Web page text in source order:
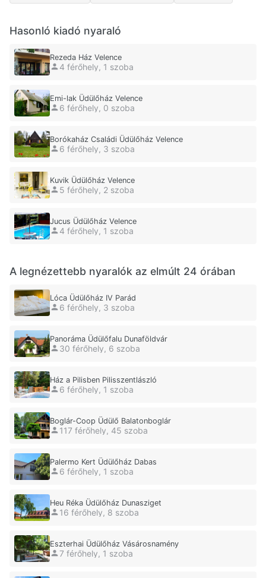
Hasonló kiadó nyaraló
Rezeda Ház Velence
4 férőhely, 1 szoba
Emi-lak Üdülőház Velence
6 férőhely, 0 szoba
Borókaház Családi Üdülőház Velence
6 férőhely, 3 szoba
Kuvik Üdülőház Velence
5 férőhely, 2 szoba
Jucus Üdülőház Velence
4 férőhely, 1 szoba
A legnézettebb nyaralók az elmúlt 24 órában
Lóca Üdülőház IV Parád
6 férőhely, 3 szoba
Panoráma Üdülőfalu Dunaföldvár
30 férőhely, 6 szoba
Ház a Pilisben Pilisszentlászló
6 férőhely, 1 szoba
Boglár-Coop Üdülő Balatonboglár
117 férőhely, 45 szoba
Palermo Kert Üdülőház Dabas
6 férőhely, 1 szoba
Heu Réka Üdülőház Dunasziget
16 férőhely, 8 szoba
Eszterhai Üdülőház Vásárosnamény
7 férőhely, 1 szoba